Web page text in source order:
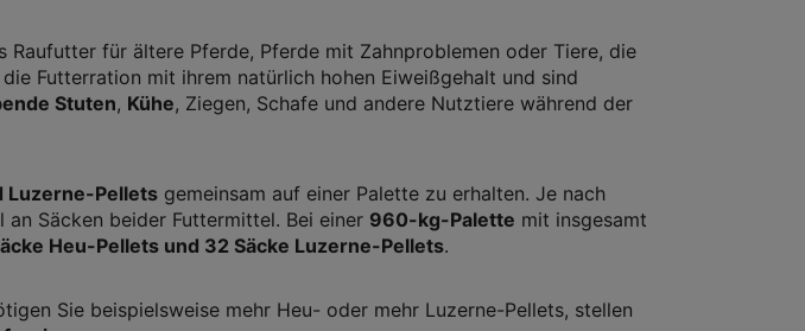
Raufutter für ältere Pferde, Pferde mit Zahnproblemen oder Tiere, die
Futterration mit ihrem natürlich hohen Eiweißgehalt und sind
Stuten, Kühe, Ziegen, Schafe und andere Nutztiere während der
Luzerne-Pellets gemeinsam auf einer Palette zu erhalten. Je nach
Säcken beider Futtermittel. Bei einer 960-kg-Palette mit insgesamt
Heu-Pellets und 32 Säcke Luzerne-Pellets.
Sie beispielsweise mehr Heu- oder mehr Luzerne-Pellets, stellen